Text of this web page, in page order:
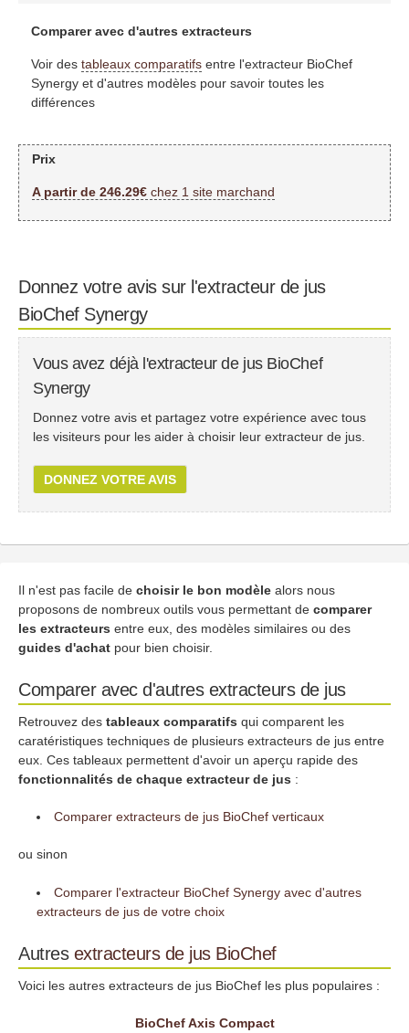
Comparer avec d'autres extracteurs
Voir des tableaux comparatifsentre l'extracteur BioChef
Synergy et d'autres modèles pour savoir toutes les
différences
Prix
A partir de 246.29€chez 1 site marchand
Donnez votre avis sur l'extracteur de jus
BioChef Synergy
Vous avez déjà l'extracteur de jus BioChef
Synergy
Donnez votre avis et partagez votre expérience avec tous
les visiteurs pour les aider à choisir leur extracteur de jus.
DONNEZ VOTRE AVIS
Il n'est pas facile de choisir le bon modèle alors nous
proposons de nombreux outils vous permettant de comparer
les extracteurs entre eux, des modèles similaires ou des
guides d'achat pour bien choisir.
Comparer avec d'autres extracteurs de jus
Retrouvez des tableaux comparatifs qui comparent les
caratéristiques techniques de plusieurs extracteurs de jus entre
eux. Ces tableaux permettent d'avoir un aperçu rapide des
fonctionnalités de chaque extracteur de jus :
Comparer extracteurs de jus BioChef verticaux
ou sinon
Comparer l'extracteur BioChef Synergy avec d'autres
extracteurs de jus de votre choix
Autres extracteurs de jus BioChef
Voici les autres extracteurs de jus BioChef les plus populaires :
BioChef Axis Compact